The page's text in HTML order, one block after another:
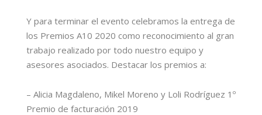
Y para terminar el evento celebramos la entrega de
los Premios A10 2020 como reconocimiento al gran
trabajo realizado por todo nuestro equipo y
asesores asociados. Destacar los premios a:
– Alicia Magdaleno, Mikel Moreno y Loli Rodríguez 1º
Premio de facturación 2019